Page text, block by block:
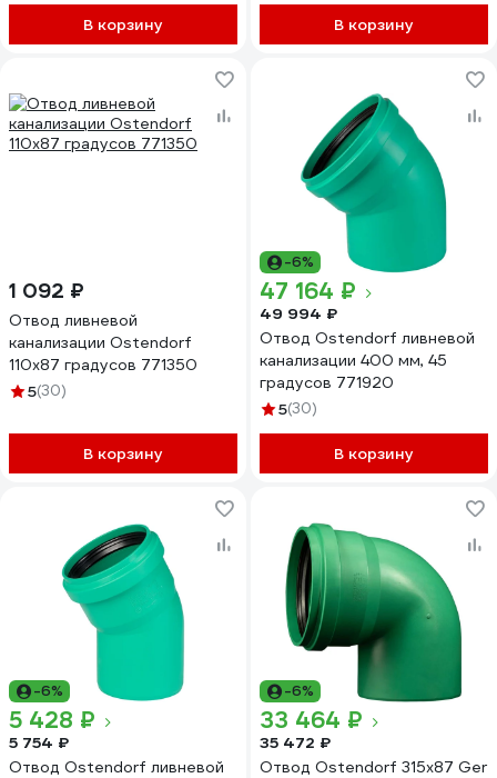
В корзину В корзину
1 092 ₽
Отвод ливневой
канализации Ostendorf
110х87 градусов 771350
5(30)
В корзину
-6%
47 164 ₽
49 994 ₽
Отвод Ostendorf ливневой
канализации 400 мм, 45
градусов 771920
5(30)
В корзину
-6%
5 428 ₽
5 754 ₽
Отвод Ostendorf ливневой
-6%
33 464 ₽
35 472 ₽
Отвод Ostendorf 315x87 Ger